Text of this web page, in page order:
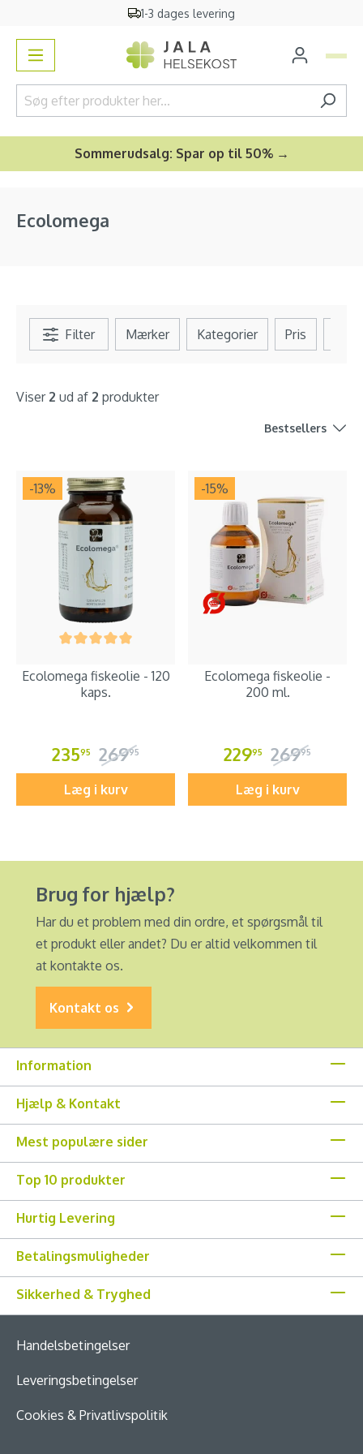
1-3 dages levering
Sommerudsalg: Spar op til 50% →
Ecolomega
Filter Mærker Kategorier Pris
Viser 2 ud af 2 produkter
Bestsellers
-13%
Ecolomega fiskeolie - 120
kaps.
23595 26995
Læg i kurv
-15%
Ecolomega fiskeolie -
200 ml.
22995 26995
Læg i kurv
Brug for hjælp?
Har du et problem med din ordre, et spørgsmål til
et produkt eller andet? Du er altid velkommen til
at kontakte os.
Kontakt os
Information
Hjælp & Kontakt
Mest populære sider
Top 10 produkter
Hurtig Levering
Betalingsmuligheder
Sikkerhed & Tryghed
Handelsbetingelser
Leveringsbetingelser
Cookies & Privatlivspolitik